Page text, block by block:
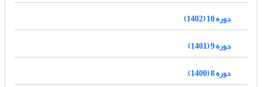
دوره 10 (1402)
دوره 9 (1401)
دوره 8 (1400)